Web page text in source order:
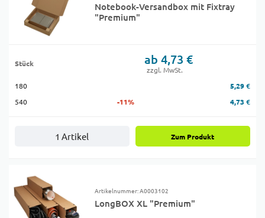
Notebook-Versandbox mit Fixtray
"Premium"
Stück ab 4,73 €
zzgl. MwSt.
180
5,29 €
540
-11% 4,73 €
1 Artikel Zum Produkt
Artikelnummer: A0003102
LongBOX XL "Premium"